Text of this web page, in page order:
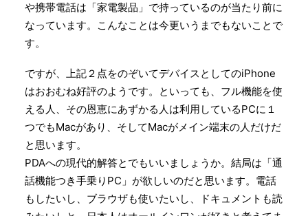
や携帯電話は「家電製品」で持っているのが当たり前に
なっています。こんなことは今更いうまでもないことで
す。
ですが、上記２点をのぞいてデバイスとしてのiPhone
はおおむね好評のようです。といっても、フル機能を使
える人、その恩恵にあずかる人は利用しているPCに１
つでもMacがあり、そしてMacがメイン端末の人だけだ
と思います。
PDAへの現代的解答とでもいいましょうか。結局は「通
話機能つき手乗りPC」が欲しいのだと思います。電話
もしたいし、ブラウザも使いたいし、ドキュメントも読